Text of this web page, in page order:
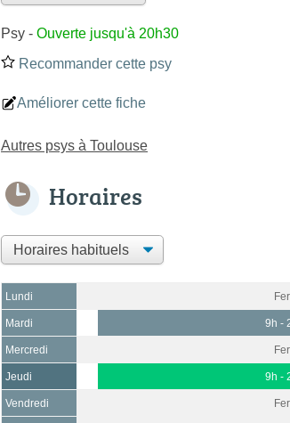
Psy - Ouverte jusqu'à 20h30
Recommander cette psy
Améliorer cette fiche
Autres psys à Toulouse
Horaires
Lundi
Mardi 9h -
Mercredi
Jeudi 9h -
Vendredi